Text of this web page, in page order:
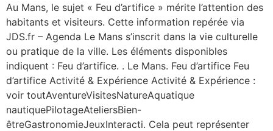
Au Mans, le sujet « Feu d’artifice » mérite l’attention des
habitants et visiteurs. Cette information repérée via
JDS.fr – Agenda Le Mans s’inscrit dans la vie culturelle
ou pratique de la ville. Les éléments disponibles
indiquent : Feu d’artifice. . Le Mans. Feu d’artifice Feu
d’artifice Activité & Expérience Activité & Expérience :
voir toutAventureVisitesNatureAquatique
nautiquePilotageAteliersBien-
êtreGastronomieJeuxInteracti. Cela peut représenter